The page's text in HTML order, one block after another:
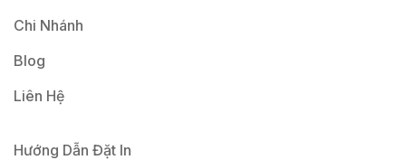
Chi Nhánh
Blog
Liên Hệ
Hướng Dẫn Đặt In